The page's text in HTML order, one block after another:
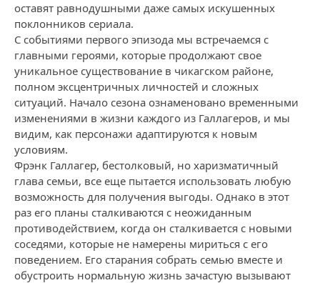
оставят равнодушными даже самых искушенных
поклонников сериала.
С событиями первого эпизода мы встречаемся с
главными героями, которые продолжают свое
уникальное существование в чикагском районе,
полном эксцентричных личностей и сложных
ситуаций. Начало сезона ознаменовано временными
изменениями в жизни каждого из Галлагеров, и мы
видим, как персонажи адаптируются к новым
условиям.
Фрэнк Галлагер, бестолковый, но харизматичный
глава семьи, все еще пытается использовать любую
возможность для получения выгоды. Однако в этот
раз его планы сталкиваются с неожиданным
противодействием, когда он сталкивается с новыми
соседями, которые не намерены мириться с его
поведением. Его старания собрать семью вместе и
обустроить нормальную жизнь зачастую вызывают